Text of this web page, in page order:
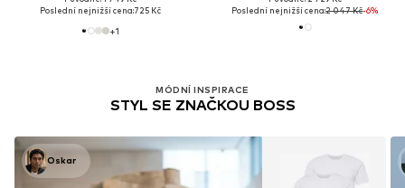
Poslední nejnižší cena:725 Kč
+1
Poslední nejnižší cena:2 047 Kč-6%
MÓDNÍ INSPIRACE
STYL SE ZNAČKOU BOSS
Oskar